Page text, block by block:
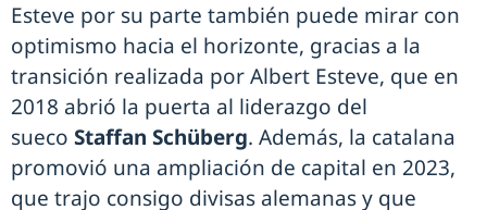
Esteve por su parte también puede mirar con
optimismo hacia el horizonte, gracias a la
transición realizada por Albert Esteve, que en
2018 abrió la puerta al liderazgo del
sueco Staffan Schüberg. Además, la catalana
promovió una ampliación de capital en 2023,
que trajo consigo divisas alemanas y que